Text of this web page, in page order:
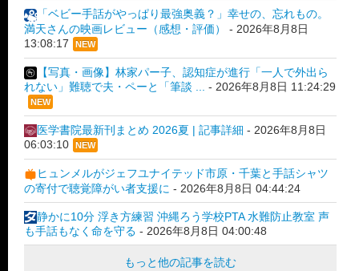
「ベビー手話がやっぱり最強奥義？」幸せの、忘れもの。
満天さんの映画レビュー（感想・評価）
- 2026年8月8日
13:08:17
NEW
【写真・画像】林家パー子、認知症が進行「一人で外出ら
れない」難聴で夫・ペーと「筆談 ...
- 2026年8月8日 11:24:29
NEW
医学書院最新刊まとめ 2026夏 | 記事詳細 - 2026年8月8日
06:03:10
NEW
ヒュンメルがジェフユナイテッド市原・千葉と手話シャツ
の寄付で聴覚障がい者支援に - 2026年8月8日 04:44:24
静かに10分 浮き方練習 沖縄ろう学校PTA 水難防止教室 声
も手話もなく命を守る - 2026年8月8日 04:00:48
もっと他の記事を読む